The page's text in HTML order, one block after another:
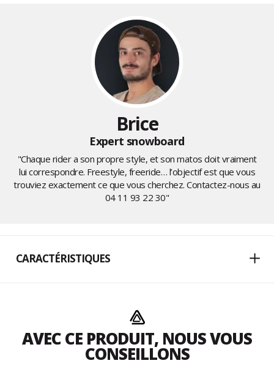
Brice
Expert snowboard
"Chaque rider a son propre style, et son matos doit vraiment
lui correspondre. Freestyle, freeride… l’objectif est que vous
trouviez exactement ce que vous cherchez. Contactez-nous au
04 11 93 22 30"
CARACTÉRISTIQUES
AVEC CE PRODUIT, NOUS VOUS
CONSEILLONS